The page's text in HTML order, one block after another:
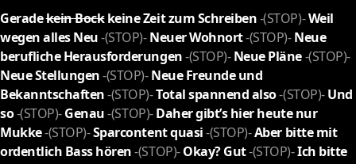
Geradekein Bockkeine Zeit zum Schreiben-(STOP)-Weil
wegen alles Neu-(STOP)- Neuer Wohnort-(STOP)- Neue
berufliche Herausforderungen-(STOP)- Neue Pläne-(STOP)-
Neue Stellungen-(STOP)- Neue Freunde und
Bekanntschaften-(STOP)-Total spannend also-(STOP)-Und
so-(STOP)-Genau -(STOP)- Daher gibt’s hier heute nur
Mukke-(STOP)-Sparcontent quasi-(STOP)-Aber bitte mit
ordentlich Bass hören -(STOP)-Okay? Gut-(STOP)-Ich bitte